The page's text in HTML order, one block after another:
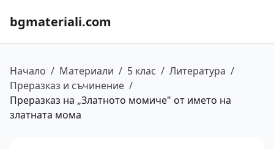
bgmateriali.com
Начало / Материали / 5 клас / Литература /
Преразказ и съчинение /
Преразказ на „Златното момиче" от името на
златната мома